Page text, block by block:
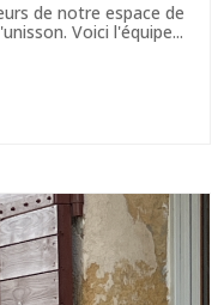
de notre espace de
Voici l'équipe...